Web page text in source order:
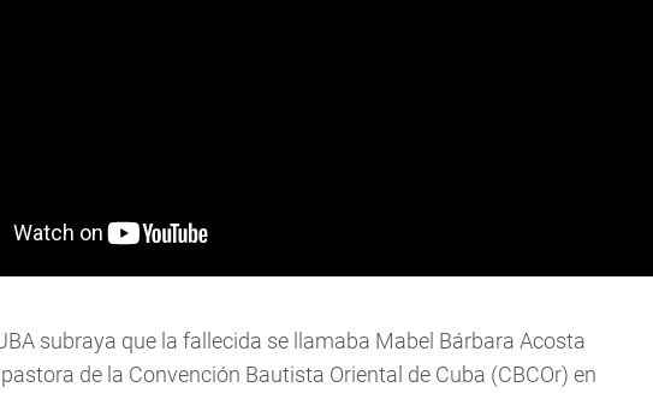
subraya que la fallecida se llamaba Mabel Bárbara Acosta
de la Convención Bautista Oriental de Cuba (CBCOr) en